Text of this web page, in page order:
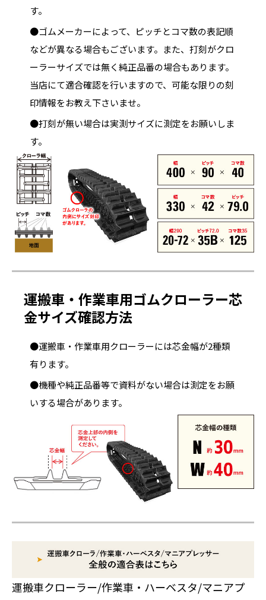
す。
●ゴムメーカーによって、ピッチとコマ数の表記順
などが異なる場合もございます。また、打刻がクロ
ーラーサイズでは無く純正品番の場合もあります。
当店にて適合確認を行いますので、可能な限りの刻
印情報をお教え下さいませ。
●打刻が無い場合は実測サイズに測定をお願いしま
す。
運搬車・作業車用ゴムクローラー芯
金サイズ確認方法
●運搬車・作業車用クローラーには芯金幅が2種類
有ります。
●機種や純正品番等で資料がない場合は測定をお願
いする場合があります。
運搬車クローラー/作業車・ハーベスタ/マニアプ